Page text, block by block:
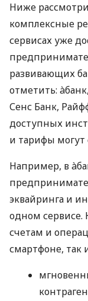
Ниже
комплексные
сервисах уже
развивающих
отметить: àбанк,
Сенс Банк,
доступных
и тарифы могут
Например, в
эквайринга и
одном сервисе.
счетам и
смартфоне, так